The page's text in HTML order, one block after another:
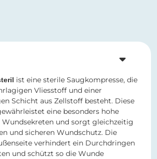
ist eine sterile Saugkompresse, die
Vliesstoff und einer
Schicht aus Zellstoff besteht. Diese
eine besonders hohe
Wundsekreten und sorgt gleichzeitig
und sicheren Wundschutz. Die
verhindert ein Durchdringen
und schützt so die Wunde